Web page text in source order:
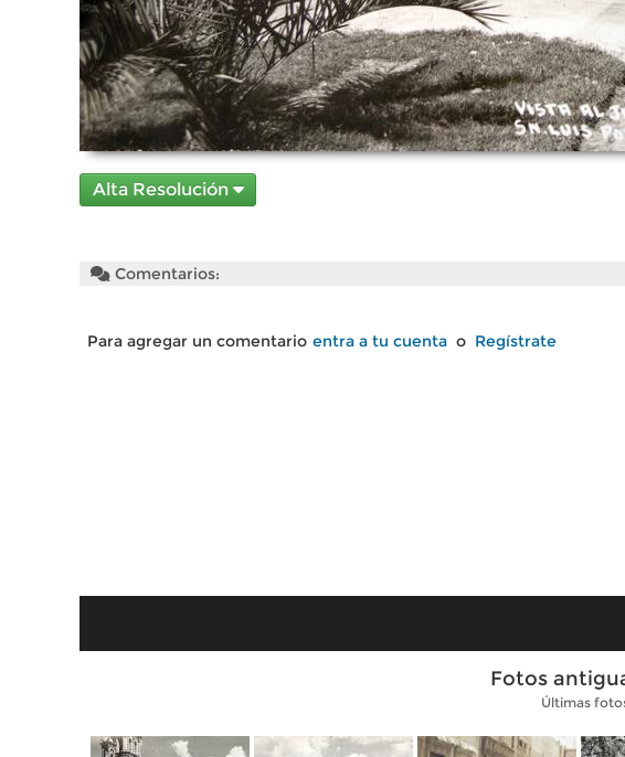
Alta Resolución
Comentarios:
Para agregar un comentario entra a tu cuenta o Regístrate
Fotos
Últimas